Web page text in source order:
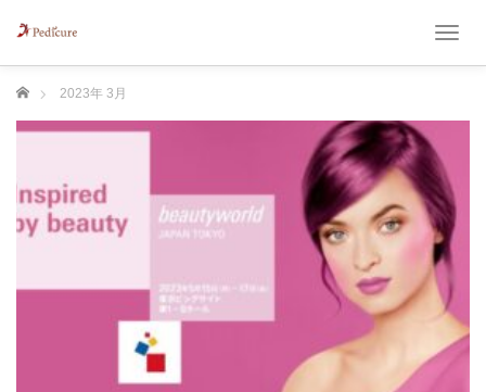
T
l
a
v
g
a
i
o
ホーム 2023年 3月